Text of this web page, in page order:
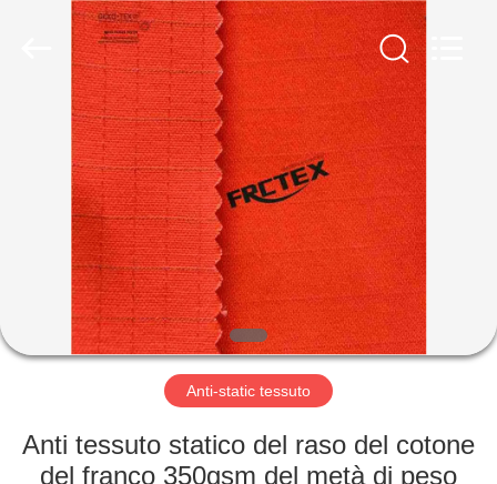
CASA
PRODOTTI
CIRCA
GIRO
FABBRICA
Textiles&Garments
Anti-static tessuto
Anti tessuto statico del raso del cotone
del franco 350gsm del metà di peso